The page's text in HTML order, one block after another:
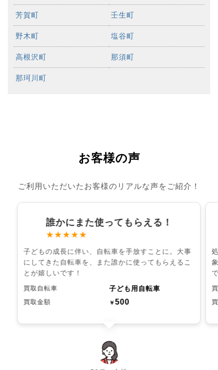
芳賀町 壬生町
野木町 塩谷町
高根沢町 那須町
那珂川町
お客様の声
ご利用いただいたお客様のリアルな声をご紹介！
誰かにまた使ってもらえる！
★★★★★
子どもの成長に伴い、自転車を手放すことに。大事
にしてきた自転車を、また誰かに使ってもらえるこ
とが嬉しいです！
買取自転車 子ども用自転車
買取金額 ￥500
chevron_left chevron_right